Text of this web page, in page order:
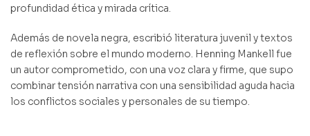
profundidad ética y mirada crítica.
Además de novela negra, escribió literatura juvenil y textos
de reflexión sobre el mundo moderno. Henning Mankell fue
un autor comprometido, con una voz clara y firme, que supo
combinar tensión narrativa con una sensibilidad aguda hacia
los conflictos sociales y personales de su tiempo.